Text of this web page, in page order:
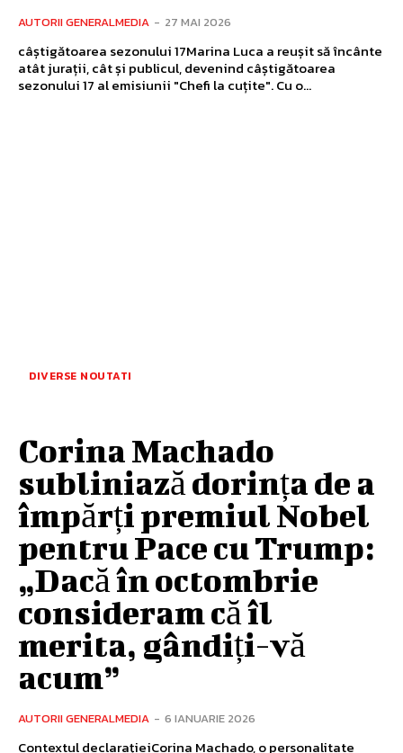
AUTORII GENERALMEDIA - 27 MAI 2026
câștigătoarea sezonului 17Marina Luca a reușit să încânte
atât jurații, cât și publicul, devenind câștigătoarea
sezonului 17 al emisiunii "Chefi la cuțite". Cu o...
DIVERSE NOUTATI
Corina Machado
subliniază dorința de a
împărți premiul Nobel
pentru Pace cu Trump:
„Dacă în octombrie
consideram că îl
merita, gândiți-vă
acum”
AUTORII GENERALMEDIA - 6 IANUARIE 2026
Contextul declarațieiCorina Machado, o personalitate